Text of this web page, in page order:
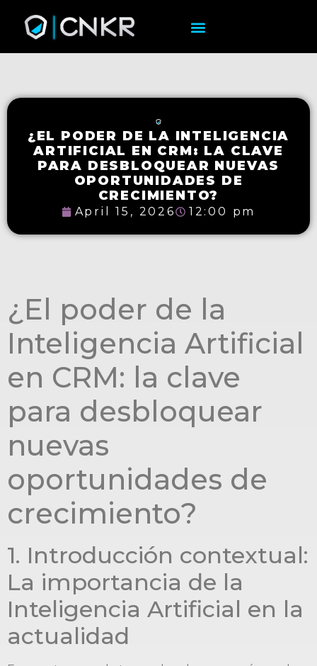
¿EL PODER DE LA INTELIGENCIA
ARTIFICIAL EN CRM: LA CLAVE
PARA DESBLOQUEAR NUEVAS
OPORTUNIDADES DE
CRECIMIENTO?
April 15, 2026 12:00 pm
¿El poder de la
Inteligencia Artificial
en CRM: la clave
para desbloquear
nuevas
oportunidades de
crecimiento?
1. Introducción contextual:
La importancia de la
Inteligencia Artificial en la
actualidad